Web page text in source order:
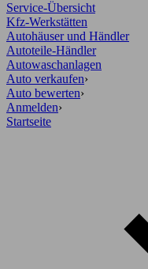
Service-Übersicht
Kfz-Werkstätten
Autohäuser und Händler
Autoteile-Händler
Autowaschanlagen
Auto verkaufen›
Auto bewerten›
Anmelden›
Startseite